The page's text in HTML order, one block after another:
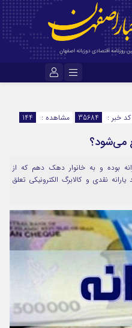
کد خبر : 35684 مشاهده : 144
می‌شود؟
یارانه بوده و به خانوار دهک دهم که از
نقدی و کالابرگ الکترونیکی تعلق